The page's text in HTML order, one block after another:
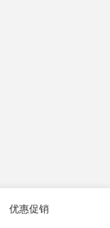
优惠促销